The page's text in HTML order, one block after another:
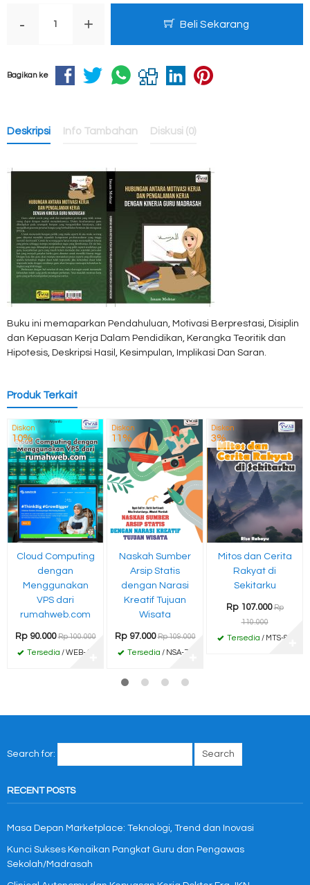
- + Beli Sekarang
Bagikan ke
Deskripsi Info Tambahan Diskusi (0)
Buku ini memaparkan Pendahuluan, Motivasi Berprestasi, Disiplin
dan Kepuasan Kerja Dalam Pendidikan, Kerangka Teoritik dan
Hipotesis, Deskripsi Hasil, Kesimpulan, Implikasi Dan Saran.
Produk Terkait
Diskon
10%
Cloud Computing
dengan
Menggunakan
VPS dari
rumahweb.com
Rp 90.000 Rp 100.000
Tersedia / WEB-45
Diskon
11%
Naskah Sumber
Arsip Statis
dengan Narasi
Kreatif Tujuan
Wisata
Rp 97.000 Rp 109.000
Tersedia / NSA-77
Diskon
3%
Mitos dan Cerita
Rakyat di
Sekitarku
Rp 107.000 Rp
110.000
Tersedia / MTS-84
Search for:
RECENT POSTS
Masa Depan Marketplace: Teknologi, Trend dan Inovasi
Kunci Sukses Kenaikan Pangkat Guru dan Pengawas
Sekolah/Madrasah